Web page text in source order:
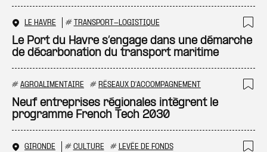
LE HAVRE # TRANSPORT-LOGISTIQUE
Le Port du Havre s’engage dans une démarche
de décarbonation du transport maritime
# AGROALIMENTAIRE # RÉSEAUX D'ACCOMPAGNEMENT
Neuf entreprises régionales intègrent le
programme French Tech 2030
GIRONDE # CULTURE # LEVÉE DE FONDS